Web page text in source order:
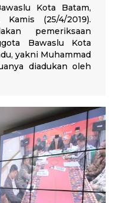
Kota Batam,
(25/4/2019).
pemeriksaan
Bawaslu Kota
yakni Muhammad
diadukan oleh